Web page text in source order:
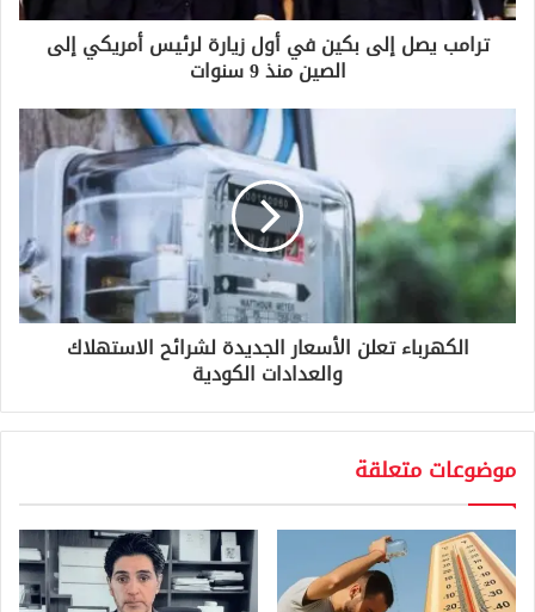
ر
ترامب يصل إلى بكين في أول زيارة لرئيس أمريكي إلى
الصين منذ 9 سنوات
الكهرباء تعلن الأسعار الجديدة لشرائح الاستهلاك
والعدادات الكودية
موضوعات متعلقة